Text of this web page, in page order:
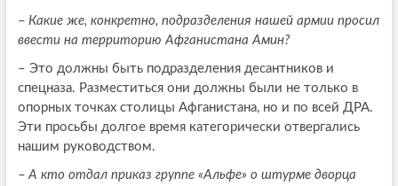
– Какие же, конкретно, подразделения нашей армии просил
ввести на территорию Афганистана Амин?
– Это должны быть подразделения десантников и
спецназа. Разместиться они должны были не только в
опорных точках столицы Афганистана, но и по всей ДРА.
Эти просьбы долгое время категорически отвергались
нашим руководством.
– А кто отдал приказ группе «Альфе» о штурме дворца